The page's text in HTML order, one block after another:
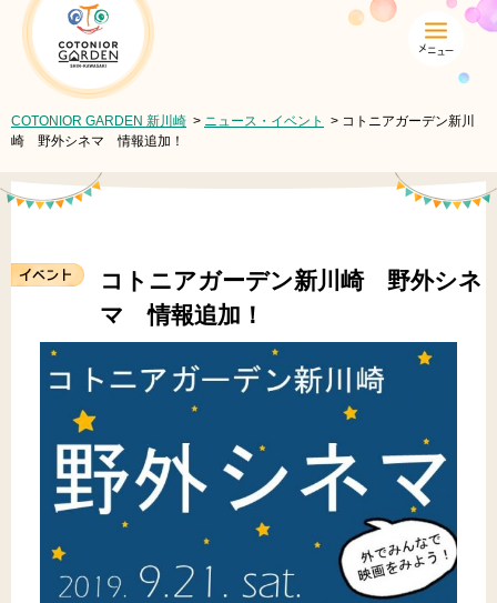
COTONIOR GARDEN 新川崎
COTONIOR GARDEN 新川崎 > ニュース・イベント
> コトニアガーデン新川
崎 野外シネマ 情報追加！
コトニアガーデン新川崎 野外シネ
マ 情報追加！